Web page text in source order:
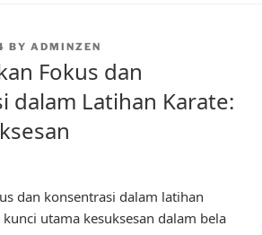
BY ADMINZEN
Fokus dan
dalam Latihan Karate:
dan konsentrasi dalam latihan
utama kesuksesan dalam bela